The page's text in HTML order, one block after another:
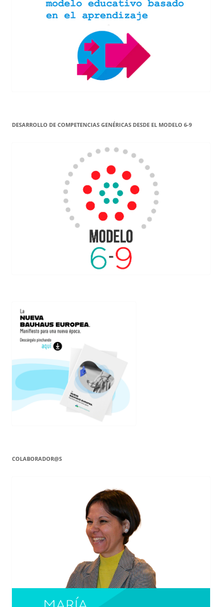
DESARROLLO DE COMPETENCIAS GENÉRICAS DESDE EL MODELO 6-9
COLABORADOR@S